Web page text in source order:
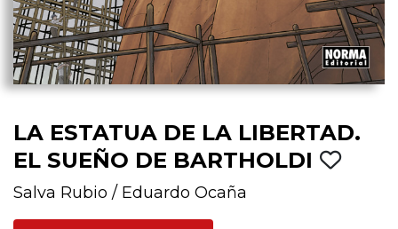
LA ESTATUA DE LA LIBERTAD.
EL SUEÑO DE BARTHOLDI
Salva Rubio / Eduardo Ocaña